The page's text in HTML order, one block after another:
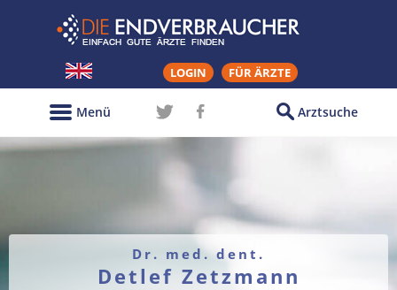
LOGIN FÜR ÄRZTE
Arztsuche
Menü
Dr. med. dent.
Detlef Zetzmann